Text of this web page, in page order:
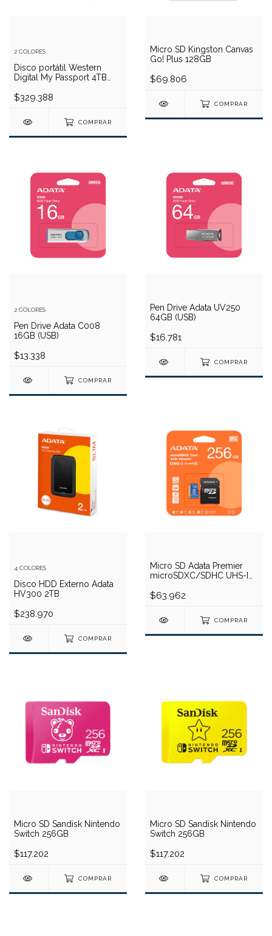
2 COLORES
Disco portátil Western
Digital My Passport 4TB
$329.388
COMPRAR
Micro SD Kingston Canvas
Go! Plus 128GB
$69.806
COMPRAR
2 COLORES
Pen Drive Adata C008
16GB (USB)
$13.338
COMPRAR
Pen Drive Adata UV250
64GB (USB)
$16.781
COMPRAR
4 COLORES
Disco HDD Externo Adata
HV300 2TB
$238.970
COMPRAR
Micro SD Adata Premier
microSDXC/SDHC UHS-I
$63.962
COMPRAR
Micro SD Sandisk Nintendo
Switch 256GB
$117.202
COMPRAR
Micro SD Sandisk Nintendo
Switch 256GB
$117.202
COMPRAR